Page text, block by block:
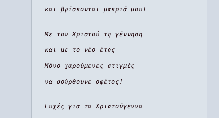
και βρίσκονται μακριά μου!
Με του Χριστού τη γέννηση
και με το νέο έτος
Μόνο χαρούμενες στιγμές
να σούρθουνε οφέτος!
Ευχές για τα Χριστούγεννα